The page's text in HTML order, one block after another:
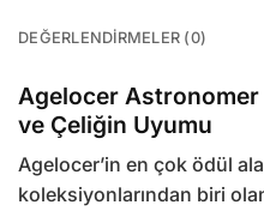
DEĞERLENDIRMELER (0)
Agelocer
ve Çeliğin Uyumu
Agelocer’in en çok ödül
koleksiyonlarından biri